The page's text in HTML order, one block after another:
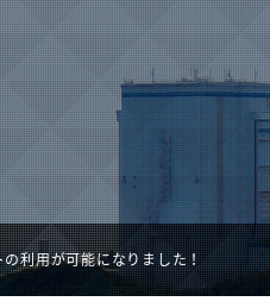
利用が可能になりました！